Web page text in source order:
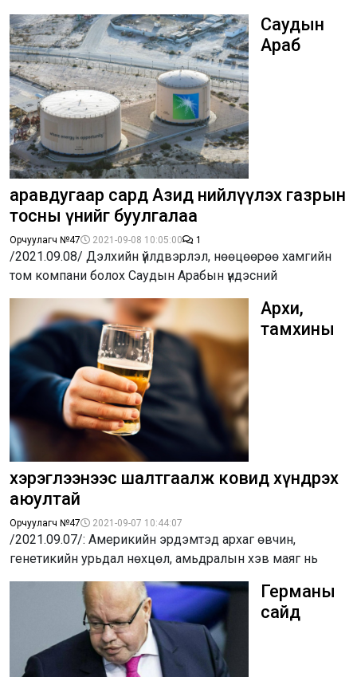
Саудын
Араб
аравдугаар сард Азид нийлүүлэх газрын
тосны үнийг буулгалаа
Орчуулагч №47 2021-09-08 10:05:00 1
/2021.09.08/ Дэлхийн үйлдвэрлэл, нөөцөөрөө хамгийн
том компани болох Саудын Арабын үндэсний
Архи,
тамхины
хэрэглээнээс шалтгаалж ковид хүндрэх
аюултай
Орчуулагч №47 2021-09-07 10:44:07
/2021.09.07/: Америкийн эрдэмтэд архаг өвчин,
генетикийн урьдал нөхцөл, амьдралын хэв маяг нь
Германы
сайд